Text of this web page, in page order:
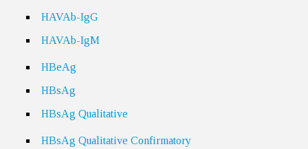
HAVAb-IgG
HAVAb-IgM
HBeAg
HBsAg
HBsAg Qualitative
HBsAg Qualitative Confirmatory